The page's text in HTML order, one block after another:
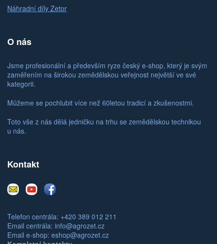
Náhradní díly Zetor
O nás
Jsme profesionální a především ryze český e-shop, který je svým
zaměřením na širokou zemědělskou veřejnost největší ve své
kategorii.
Můžeme se pochlubit více než 60letou tradicí a zkušenostmi.
Toto vše z nás dělá jedničku na trhu se zemědělskou technikou
u nás.
Kontakt
E-
mail
YoutubeFacebook
Telefon centrála: +420 389 012 211
Email centrála: info@agrozet.cz
Email e-shop: eshop@agrozet.cz